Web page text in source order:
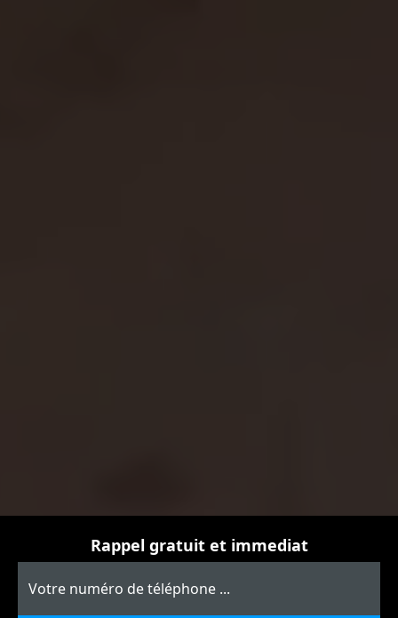
Rappel gratuit et immediat